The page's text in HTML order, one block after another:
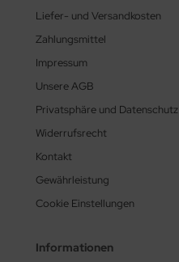
Liefer- und Versandkosten
Zahlungsmittel
Impressum
Unsere AGB
Privatsphäre und Datenschutz
Widerrufsrecht
Kontakt
Gewährleistung
Cookie Einstellungen
Informationen